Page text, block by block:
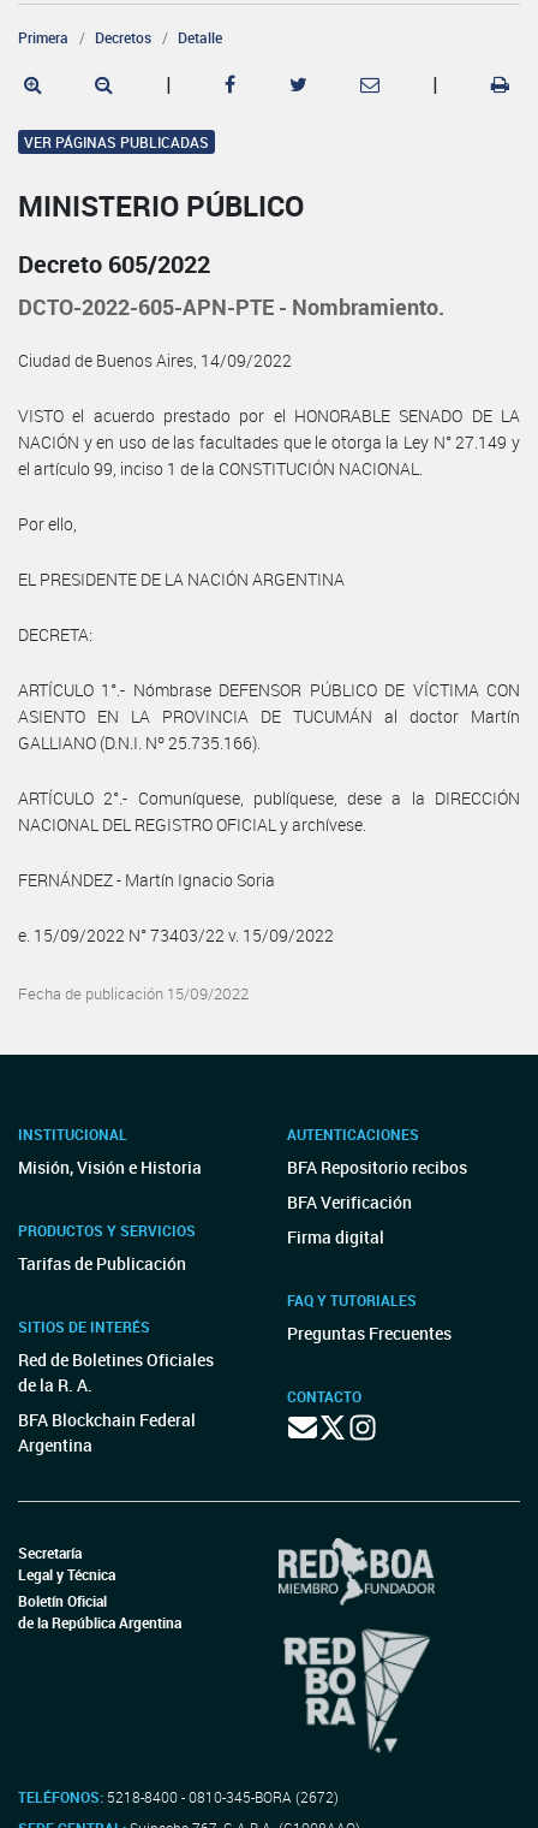
Primera Decretos Detalle
| |
VER PÁGINAS PUBLICADAS
MINISTERIO PÚBLICO
Decreto 605/2022
DCTO-2022-605-APN-PTE - Nombramiento.
Ciudad de Buenos Aires, 14/09/2022
VISTO el acuerdo prestado por el HONORABLE SENADO DE LA
NACIÓN y en uso de las facultades que le otorga la Ley N° 27.149 y
el artículo 99, inciso 1 de la CONSTITUCIÓN NACIONAL.
Por ello,
EL PRESIDENTE DE LA NACIÓN ARGENTINA
DECRETA:
ARTÍCULO 1°.- Nómbrase DEFENSOR PÚBLICO DE VÍCTIMA CON
ASIENTO EN LA PROVINCIA DE TUCUMÁN al doctor Martín
GALLIANO (D.N.I. Nº 25.735.166).
ARTÍCULO 2°.- Comuníquese, publíquese, dese a la DIRECCIÓN
NACIONAL DEL REGISTRO OFICIAL y archívese.
FERNÁNDEZ - Martín Ignacio Soria
e. 15/09/2022 N° 73403/22 v. 15/09/2022
Fecha de publicación 15/09/2022
INSTITUCIONAL
Misión, Visión e Historia
PRODUCTOS Y SERVICIOS
Tarifas de Publicación
SITIOS DE INTERÉS
Red de Boletines Oficiales
de la R. A.
BFA Blockchain Federal
Argentina
AUTENTICACIONES
BFA Repositorio recibos
BFA Verificación
Firma digital
FAQ Y TUTORIALES
Preguntas Frecuentes
CONTACTO
Secretaría
Legal y Técnica
Boletín Oficial
de la República Argentina
TELÉFONOS: 5218-8400 - 0810-345-BORA (2672)